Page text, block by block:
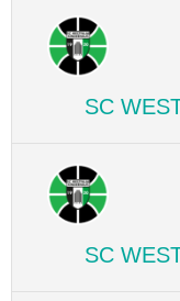
SC
SC